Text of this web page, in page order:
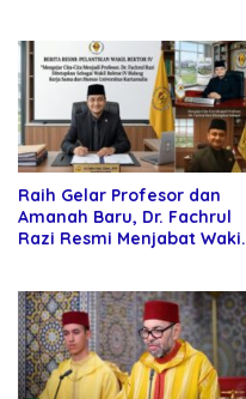
Raih Gelar Profesor dan
Amanah Baru, Dr. Fachrul
Razi Resmi Menjabat Wakil